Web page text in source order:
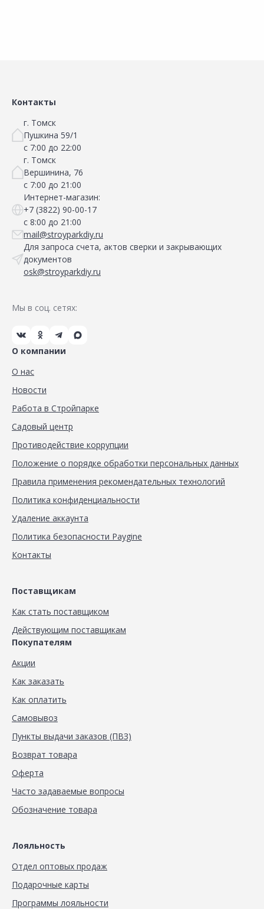
Контакты
г. Томск
Пушкина 59/1
с 7:00 до 22:00
г. Томск
Вершинина, 76
с 7:00 до 21:00
Интернет-магазин:
+7 (3822) 90-00-17
с 8:00 до 21:00
mail@stroyparkdiy.ru
Для запроса счета, актов сверки и закрывающих
документов
osk@stroyparkdiy.ru
Мы в соц. сетях:
О компании
О нас
Новости
Работа в Стройпарке
Садовый центр
Противодействие коррупции
Положение о порядке обработки персональных данных
Правила применения рекомендательных технологий
Политика конфиденциальности
Удаление аккаунта
Политика безопасности Paygine
Контакты
Поставщикам
Как стать поставщиком
Действующим поставщикам
Покупателям
Акции
Как заказать
Как оплатить
Самовывоз
Пункты выдачи заказов (ПВЗ)
Возврат товара
Оферта
Часто задаваемые вопросы
Обозначение товара
Лояльность
Отдел оптовых продаж
Подарочные карты
Программы лояльности